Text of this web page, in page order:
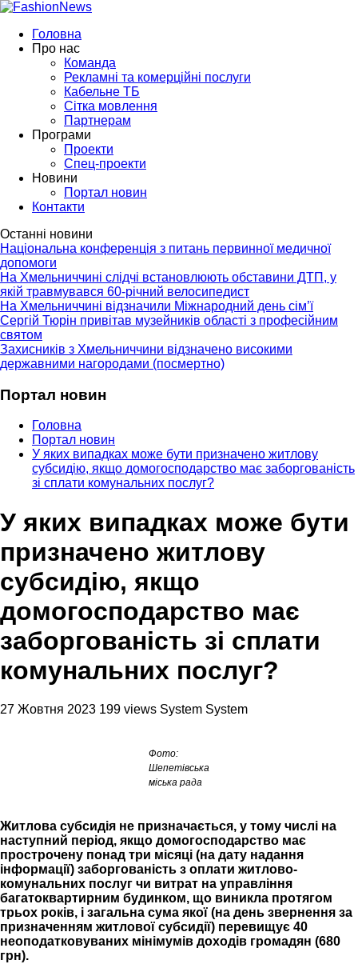
Головна
Про нас
Команда
Рекламні та комерційні послуги
Кабельне ТБ
Сітка мовлення
Партнерам
Програми
Проекти
Спец-проекти
Новини
Портал новин
Контакти
Останні новини
Національна конференція з питань первинної медичної
допомоги
На Хмельниччині слідчі встановлюють обставини ДТП, у
якій травмувався 60-річний велосипедист
На Хмельниччині відзначили Міжнародний день сім’ї
Сергій Тюрін привітав музейників області з професійним
святом
Захисників з Хмельниччини відзначено високими
державними нагородами (посмертно)
Портал новин
Головна
Портал новин
У яких випадках може бути призначено житлову
субсидію, якщо домогосподарство має заборгованість
зі сплати комунальних послуг?
У яких випадках може бути
призначено житлову
субсидію, якщо
домогосподарство має
заборгованість зі сплати
комунальних послуг?
27 Жовтня 2023 199 views System System
Фото:
Шепетівська
міська рада
Житлова субсидія не призначається, у тому числі на
наступний період, якщо домогосподарство має
прострочену понад три місяці (на дату надання
інформації) заборгованість з оплати житлово-
комунальних послуг чи витрат на управління
багатоквартирним будинком, що виникла протягом
трьох років, і загальна сума якої (на день звернення за
призначенням житлової субсидії) перевищує 40
неоподатковуваних мінімумів доходів громадян (680
грн).